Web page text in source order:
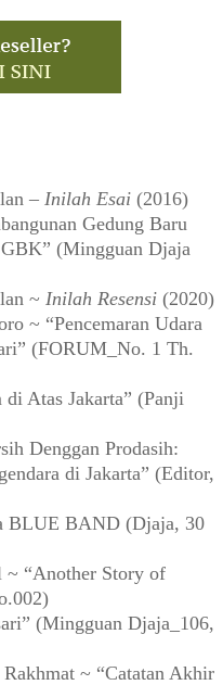
– Inilah Esai (2016)
Gedung Baru
(Mingguan Djaja
~ Inilah Resensi (2020)
~ “Pencemaran Udara
(FORUM_No. 1 Th.
Atas Jakarta” (Panji
Denggan Prodasih:
di Jakarta” (Editor,
BLUE BAND (Djaja, 30
~ “Another Story of
(Mingguan Djaja_106,
~ “Catatan Akhir